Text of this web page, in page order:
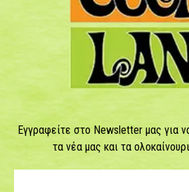
Εγγραφείτε στο Newsletter μας για
τα νέα μας και τα